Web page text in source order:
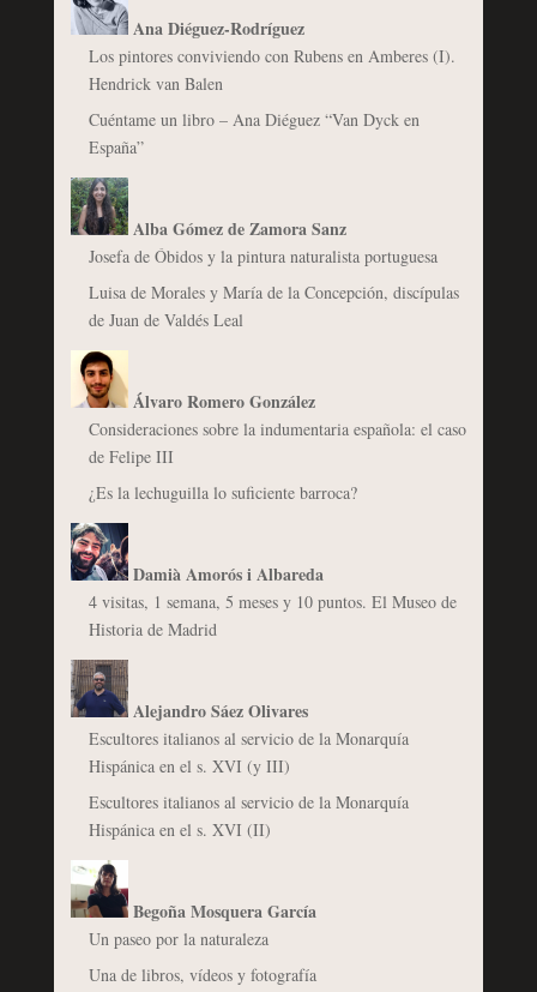
Ana Diéguez-Rodríguez
Los pintores conviviendo con Rubens en Amberes (I).
Hendrick van Balen
Cuéntame un libro – Ana Diéguez “Van Dyck en
España”
Alba Gómez de Zamora Sanz
Josefa de Óbidos y la pintura naturalista portuguesa
Luisa de Morales y María de la Concepción, discípulas
de Juan de Valdés Leal
Álvaro Romero González
Consideraciones sobre la indumentaria española: el caso
de Felipe III
¿Es la lechuguilla lo suficiente barroca?
Damià Amorós i Albareda
4 visitas, 1 semana, 5 meses y 10 puntos. El Museo de
Historia de Madrid
Alejandro Sáez Olivares
Escultores italianos al servicio de la Monarquía
Hispánica en el s. XVI (y III)
Escultores italianos al servicio de la Monarquía
Hispánica en el s. XVI (II)
Begoña Mosquera García
Un paseo por la naturaleza
Una de libros, vídeos y fotografía